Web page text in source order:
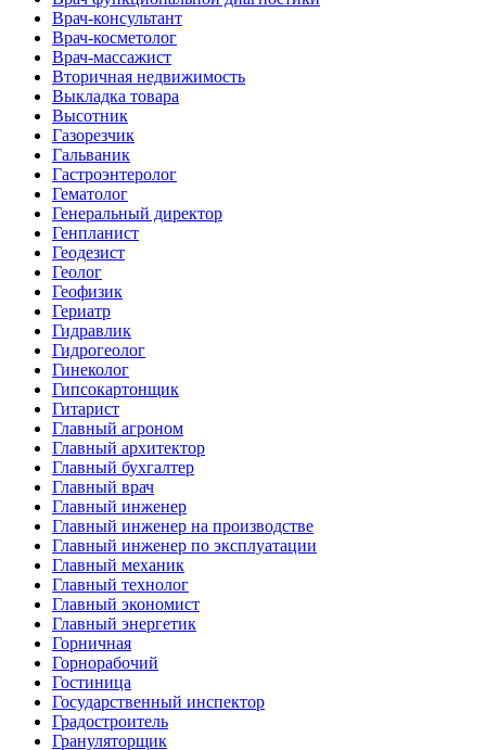
Врач-консультант
Врач-косметолог
Врач-массажист
Вторичная недвижимость
Выкладка товара
Высотник
Газорезчик
Гальваник
Гастроэнтеролог
Гематолог
Генеральный директор
Генпланист
Геодезист
Геолог
Геофизик
Гериатр
Гидравлик
Гидрогеолог
Гинеколог
Гипсокартонщик
Гитарист
Главный агроном
Главный архитектор
Главный бухгалтер
Главный врач
Главный инженер
Главный инженер на производстве
Главный инженер по эксплуатации
Главный механик
Главный технолог
Главный экономист
Главный энергетик
Горничная
Горнорабочий
Гостиница
Государственный инспектор
Градостроитель
Грануляторщик